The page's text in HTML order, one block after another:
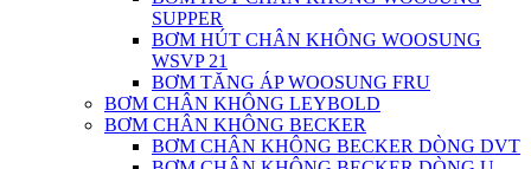
SUPPER
BƠM HÚT CHÂN KHÔNG WOOSUNG
WSVP 21
BƠM TĂNG ÁP WOOSUNG FRU
BƠM CHÂN KHÔNG LEYBOLD
BƠM CHÂN KHÔNG BECKER
BƠM CHÂN KHÔNG BECKER DÒNG DVT